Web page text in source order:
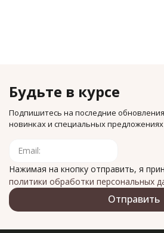
Будьте в курсе
Подпишитесь на последние
новинках и специальных
Нажимая на кнопку отправить, я
политики обработки персональных